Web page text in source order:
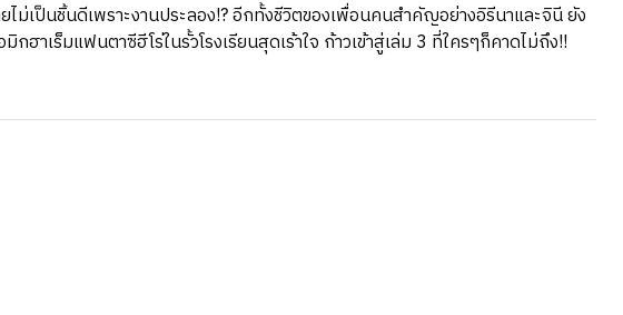
ม่เป็นชิ้นดีเพราะงานประลอง!? อีกทั้งชีวิตของเพื่อนคนสำคัญอย่างอิรีนาและจินี ยัง
าเร็มแฟนตาซีฮีโร่ในรั้วโรงเรียนสุดเร้าใจ ก้าวเข้าสู่เล่ม 3 ที่ใครๆก็คาดไม่ถึง!!